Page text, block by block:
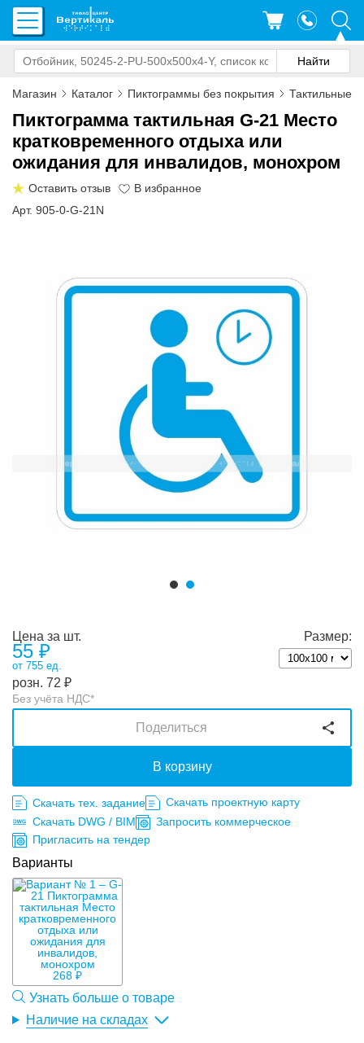
Магазин Каталог Пиктограммы без покрытия Тактильные
Пиктограмма тактильная G-21 Место
кратковременного отдыха или
ожидания для инвалидов, монохром
Оставить отзыв
Арт. 905-0-G-21N
Размер:
Цена за шт.
55 ₽
от 755 ед.
розн. 72 ₽
Без учёта НДС*
В корзину
Поделиться
Скачать тех. задание
Скачать проектную карту
Скачать DWG / BIM
Запросить коммерческое
Пригласить на тендер
Варианты
268 ₽
Узнать больше о товаре
Наличие на складах